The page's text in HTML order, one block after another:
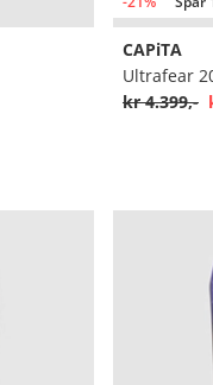
CAPiTA
Ultrafear
kr 4.399,-